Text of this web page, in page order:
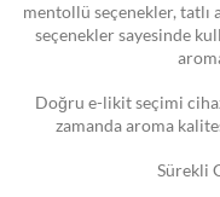
mentollü seçenekler, tatlı
seçenekler sayesinde
Doğru e-likit seçimi
zamanda aroma
Sürekli